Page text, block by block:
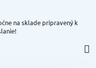
na sklade pripravený k